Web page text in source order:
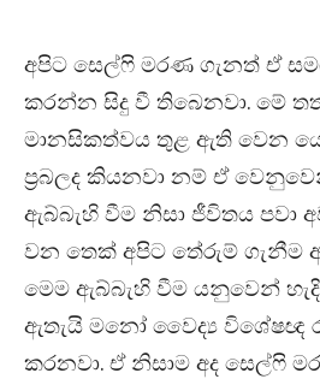
අපිට සෙල්‍ෆි මරණ ගැනත් ඒ
කරන්න සිදු වී තිබෙනවා. මේ
මානසිකත්වය තුළ ඇති වෙන
ප්‍රබලද කියනවා නම් ඒ
ඇබ්බැහි වීම නිසා ජීවිතය පවා
වන තෙක් අපිට තේරුම් ගැනීම
මෙම ඇබ්බැහි වීම යනුවෙන්
ඇතැයි මනෝ වෛද්‍ය විශේෂඥ
කරනවා. ඒ නිසාම අද සෙල්ෆි